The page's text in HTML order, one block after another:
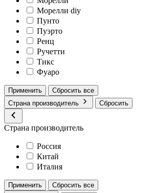
Морелли diy
Пунто
Пуэрто
Ренц
Ручетти
Тикс
Фуаро
Применить
Сбросить все
Страна производитель
Сбросить
Страна производитель
Россия
Китай
Италия
Применить
Сбросить все